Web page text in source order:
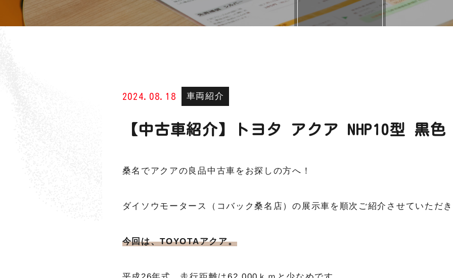
2024.08.18 車両紹介
【中古車紹介】トヨタ アクア NHP10型 黒色
桑名でアクアの良品中古車をお探しの方へ！
ダイソウモータース（コバック桑名店）の展示車を順次ご紹介させていただ
今回は、TOYOTAアクア。